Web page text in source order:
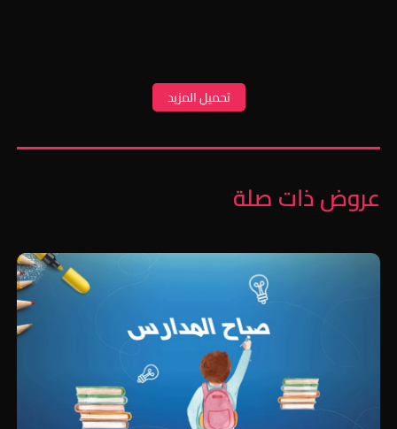
تحميل المزيد
عروض ذات صلة